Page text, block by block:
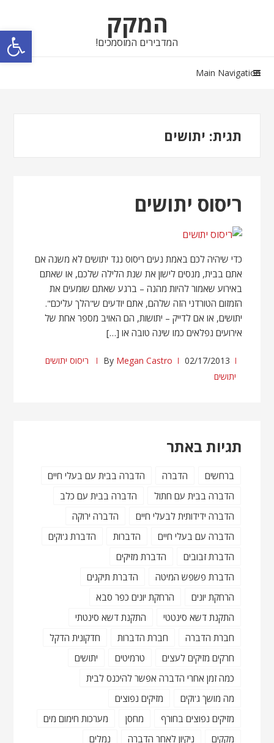
פתח סרגל נגישות המקק
המדבירים המוסמכים!
Main Navigation
תגית: יתושים
ריסוס יתושים
כדי שיהיה לכם באמת נעים ריסוס נגד יתושים לא משנה אם
אתם בבית, מנסים לישון את שנת הלילה שלכם, או שאתם
באירוע שאמור להיות מהנה – ברגע שאתם שומעים את
הזמזום הטורדני הזה שלהם, אתם יודעים ש"הלך עליכם".
יתושים, או אם לדייק – יתושות, הם האויב מספר אחת של
אירועים נפלאים כמו שינה טובה או […]
02/17/2013
By Megan Castro
ריסוס יתושים
יתושים
תגיות באתר
ברחשים הדברה
הדברה בבית עם בעלי חיים
הדברה בבית עם חתול
הדברה בבית עם כלב
הדברה ידידותית לבעלי חיים
הדברה ירוקה
הדברה עם בעלי חיים
הדברות
הדברת ג'וקים
הדברת זבובים
הדברת מזיקים
הדברת פשפש המיטה
הדברת תיקנים
הרחקת יונים
הרחקת יונים כפר סבא
התקנת דשא סינטטי
התקנת דשא סינטתי
חברת הדברה
חברת הדברות
חדקונית הדקל
חרקים מזיקים לעצים
טרמיטים
יתושים
כמה זמן אחרי הדברה אפשר להיכנס לבית
מה מושך ג'וקים
מזיקים נפוצים
מזיקים נפוצים בחורף
מחסן
מערכות חימום מים
מקקים
ניקיון לאחר הדברה
נמלים